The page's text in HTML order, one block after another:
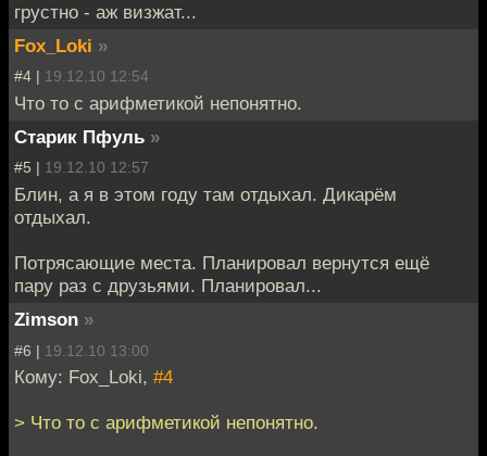
грустно - аж визжат...
Fox_Loki »
#4 | 19.12.10 12:54
Что то с арифметикой непонятно.
Старик Пфуль »
#5 | 19.12.10 12:57
Блин, а я в этом году там отдыхал. Дикарём
отдыхал.
Потрясающие места. Планировал вернутся ещё
пару раз с друзьями. Планировал...
Zimson »
#6 | 19.12.10 13:00
Кому: Fox_Loki, #4
> Что то с арифметикой непонятно.